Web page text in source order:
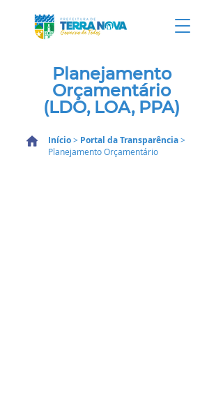
Planejamento
Orçamentário
(LDO, LOA, PPA)
Início> Portal da Transparência>
Planejamento Orçamentário